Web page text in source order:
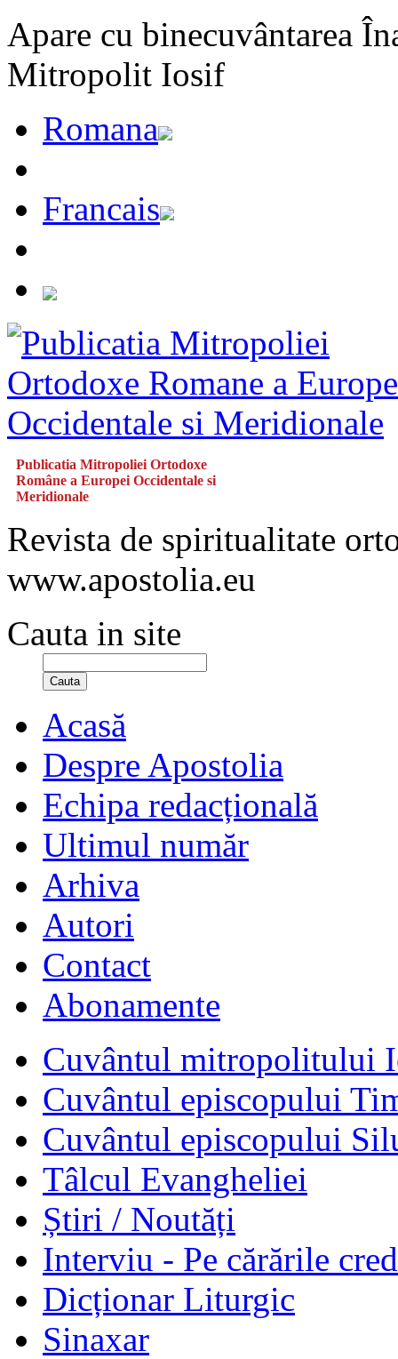
Apare cu binecuvântarea
Mitropolit Iosif
Romana
Francais
Publicatia Mitropoliei Ortodoxe
Române a Europei Occidentale si
Meridionale
Revista de spiritualitate
www.apostolia.eu
Cauta in site
Cauta
Acasă
Despre Apostolia
Echipa redacțională
Ultimul număr
Arhiva
Autori
Contact
Abonamente
Cuvântul mitropolitului
Cuvântul episcopului
Cuvântul episcopului
Tâlcul Evangheliei
Știri / Noutăți
Interviu - Pe cărările
Dicționar Liturgic
Sinaxar